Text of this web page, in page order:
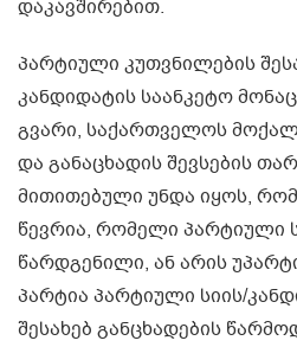
დაკავშირებით.
პარტიული კუთვნილების
კანდიდატის საანკეტო
გვარი, საქართველოს
და განაცხადის შევსების
მითითებული უნდა იყოს,
წევრია, რომელი პარტიული
წარდგენილი, ან არის
პარტია პარტიული სიის/
შესახებ განცხადების